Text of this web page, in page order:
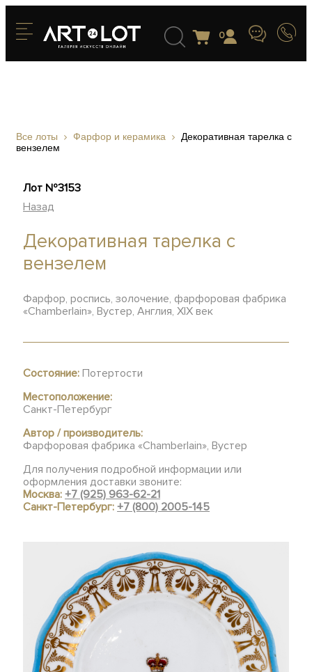
0
Все лоты Фарфор и керамика
Декоративная тарелка с
вензелем
Лот №3153
Назад
Декоративная тарелка с
вензелем
Фарфор, роспись, золочение, фарфоровая фабрика
«Chamberlain», Вустер, Англия, XIX век
Состояние: Потертости
Местоположение:
Санкт-Петербург
Автор / производитель:
Фарфоровая фабрика «Chamberlain», Вустер
Для получения подробной информации или
оформления доставки звоните:
Москва:+7 (925) 963-62-21
Санкт-Петербург:+7 (800) 2005-145